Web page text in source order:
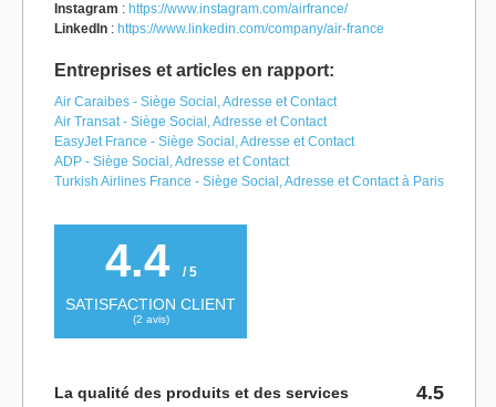
Instagram : https://www.instagram.com/airfrance/
LinkedIn : https://www.linkedin.com/company/air-france
Entreprises et articles en rapport:
Air Caraibes - Siège Social, Adresse et Contact
Air Transat - Siège Social, Adresse et Contact
EasyJet France - Siège Social, Adresse et Contact
ADP - Siège Social, Adresse et Contact
Turkish Airlines France - Siège Social, Adresse et Contact à Paris
4.4 / 5
SATISFACTION CLIENT
(2 avis)
La qualité des produits et des services 4.5